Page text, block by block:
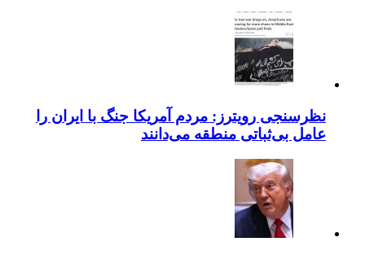
نظرسنجی رویترز: مردم آمریکا جنگ با ایران را
عامل بی‌ثباتی منطقه می‌دانند